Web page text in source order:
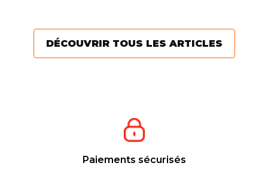
DÉCOUVRIR TOUS LES ARTICLES
Paiements sécurisés